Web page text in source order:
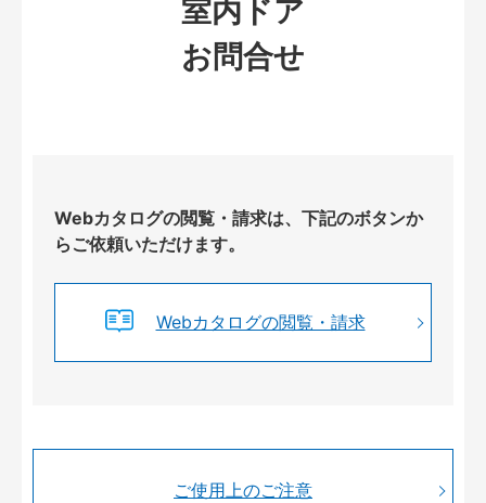
室内ドア
お問合せ
Webカタログの閲覧・請求は、下記のボタンか
らご依頼いただけます。
Webカタログの閲覧・請求
ご使用上のご注意